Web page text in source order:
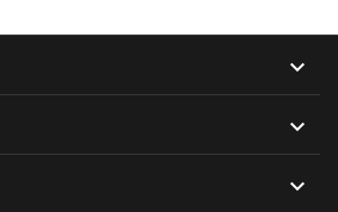


